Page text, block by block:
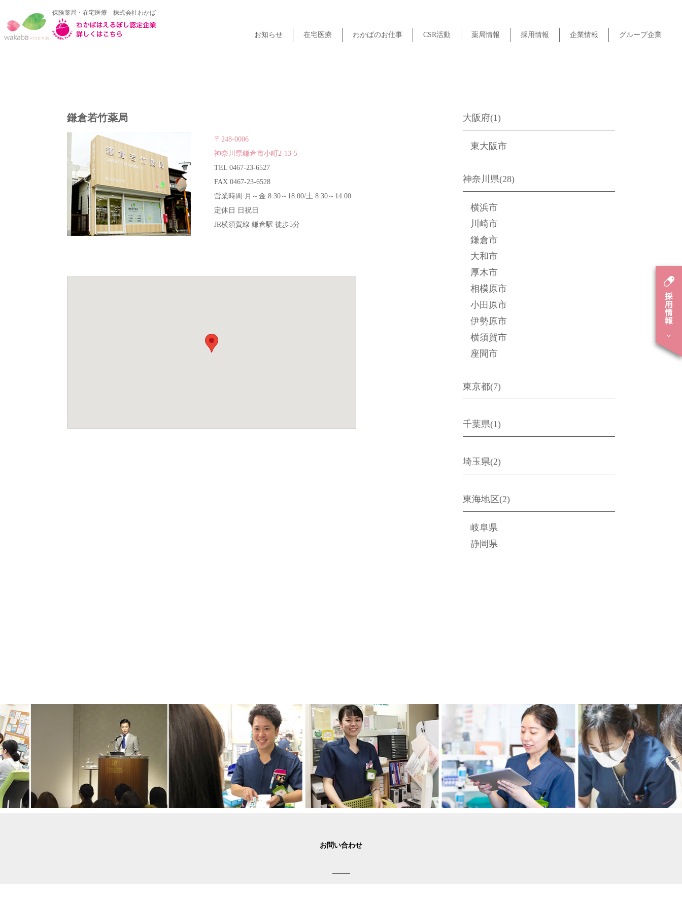
保険薬局・在宅医療 株式会社わかば
お知らせ 在宅医療 わかばのお仕事 CSR活動 薬局情報 採用情報 企業情報 グループ企業
鎌倉若竹薬局
〒248-0006
神奈川県鎌倉市小町2-13-5
TEL 0467-23-6527
FAX 0467-23-6528
営業時間 月～金 8:30～18:00/土 8:30～14:00
定休日 日祝日
JR横須賀線 鎌倉駅 徒歩5分
大阪府(1)
東大阪市
神奈川県(28)
横浜市
川崎市
鎌倉市
大和市
厚木市
相模原市
小田原市
伊勢原市
横須賀市
座間市
東京都(7)
千葉県(1)
埼玉県(2)
東海地区(2)
岐阜県
静岡県
お問い合わせ